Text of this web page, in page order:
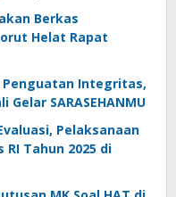
Berkas
Helat Rapat
Penguatan Integritas,
SARASEHANMU
Pelaksanaan
Tahun 2025 di